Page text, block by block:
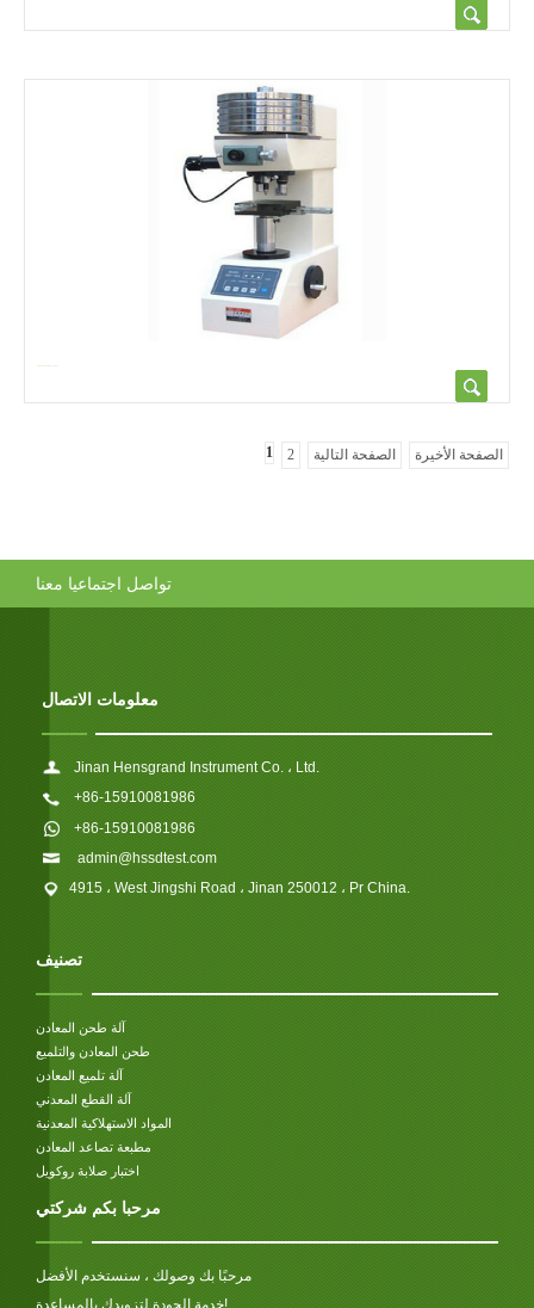
1 2 الصفحة التالية الصفحة الأخيرة
تواصل اجتماعيا معنا
معلومات الاتصال
Jinan Hensgrand Instrument Co. ، Ltd.
+86-15910081986
+86-15910081986
admin@hssdtest.com
4915 ، West Jingshi Road ، Jinan 250012 ، Pr China.
تصنيف
آلة طحن المعادن
طحن المعادن والتلميع
آلة تلميع المعادن
آلة القطع المعدني
المواد الاستهلاكية المعدنية
مطبعة تصاعد المعادن
اختبار صلابة روكويل
مرحبا بكم شركتي
مرحبًا بك وصولك ، سنستخدم الأفضل